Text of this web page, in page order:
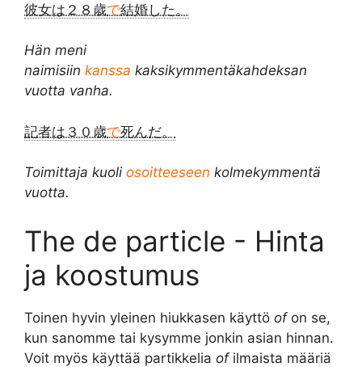
彼女は２８歳で結婚した。
Hän meni
naimisiin kanssa kaksikymmentäkahdeksan
vuotta vanha.
記者は３０歳で死んだ。
Toimittaja kuoli osoitteeseen kolmekymmentä
vuotta.
The de particle - Hinta
ja koostumus
Toinen hyvin yleinen hiukkasen käyttö of on se,
kun sanomme tai kysymme jonkin asian hinnan.
Voit myös käyttää partikkelia of ilmaista määriä